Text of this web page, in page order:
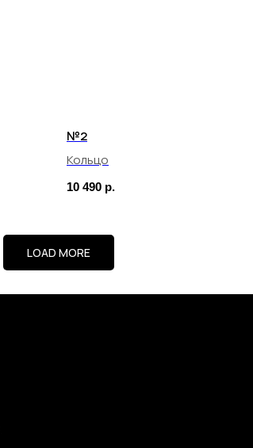
№2
Кольцо
10 490 р.
LOAD MORE